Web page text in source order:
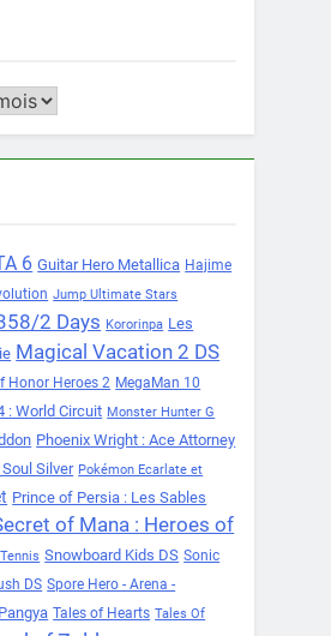
6 Guitar Hero Metallica Hajime
Jump Ultimate Stars
2 Days Kororinpa Les
Magical Vacation 2 DS
Honor Heroes 2 MegaMan 10
: World Circuit Monster Hunter G
Phoenix Wright : Ace Attorney
Silver Pokémon Ecarlate et
Prince of Persia : Les Sables
of Mana : Heroes of
Snowboard Kids DS Sonic
DS Spore Hero - Arena -
Tales of Hearts Tales Of